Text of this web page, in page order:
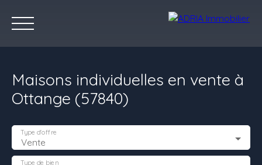
Accueil Acheter
Maisons individuelles en vente à
Ottange (57840)
Vente
Type d'offre
Type de bien